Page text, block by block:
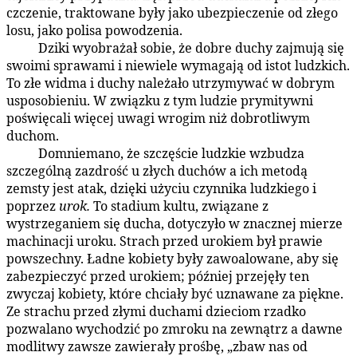
czczenie, traktowane były jako ubezpieczenie od złego
losu, jako polisa powodzenia.
Dziki wyobrażał sobie, że dobre duchy zajmują się
swoimi sprawami i niewiele wymagają od istot ludzkich.
To złe widma i duchy należało utrzymywać w dobrym
usposobieniu. W związku z tym ludzie prymitywni
poświęcali więcej uwagi wrogim niż dobrotliwym
duchom.
Domniemano, że szczęście ludzkie wzbudza
szczególną zazdrość u złych duchów a ich metodą
zemsty jest atak, dzięki użyciu czynnika ludzkiego i
poprzez urok. To stadium kultu, związane z
wystrzeganiem się ducha, dotyczyło w znacznej mierze
machinacji uroku. Strach przed urokiem był prawie
powszechny. Ładne kobiety były zawoalowane, aby się
zabezpieczyć przed urokiem; później przejęły ten
zwyczaj kobiety, które chciały być uznawane za piękne.
Ze strachu przed złymi duchami dzieciom rzadko
pozwalano wychodzić po zmroku na zewnątrz a dawne
modlitwy zawsze zawierały prośbę, „zbaw nas od